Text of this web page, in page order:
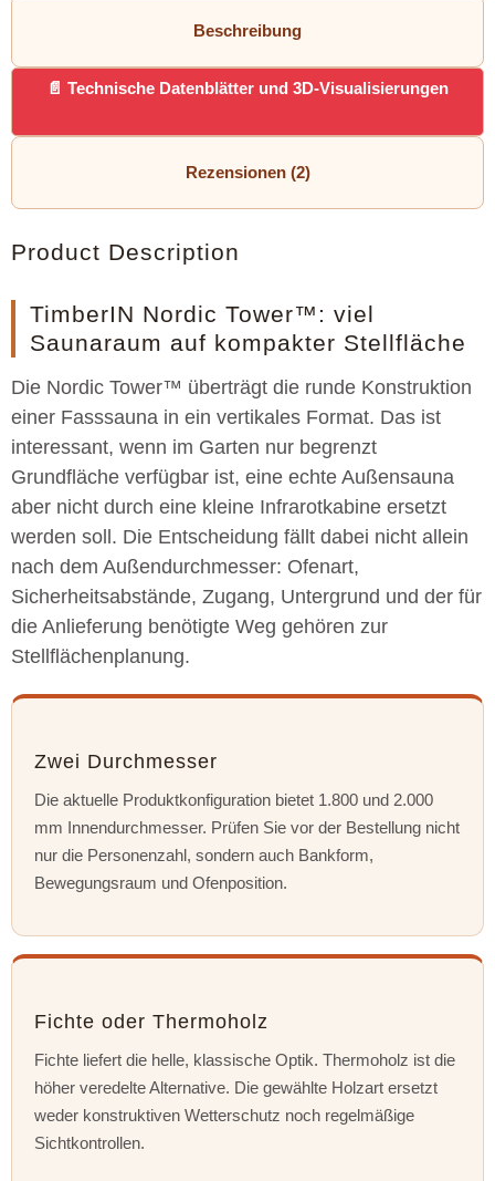
Beschreibung
Technische Datenblätter und 3D-Visualisierungen
Rezensionen (2)
Product Description
TimberIN Nordic Tower™: viel
Saunaraum auf kompakter Stellfläche
Die Nordic Tower™ überträgt die runde Konstruktion
einer Fasssauna in ein vertikales Format. Das ist
interessant, wenn im Garten nur begrenzt
Grundfläche verfügbar ist, eine echte Außensauna
aber nicht durch eine kleine Infrarotkabine ersetzt
werden soll. Die Entscheidung fällt dabei nicht allein
nach dem Außendurchmesser: Ofenart,
Sicherheitsabstände, Zugang, Untergrund und der für
die Anlieferung benötigte Weg gehören zur
Stellflächenplanung.
Zwei Durchmesser
Die aktuelle Produktkonfiguration bietet 1.800 und 2.000
mm Innendurchmesser. Prüfen Sie vor der Bestellung nicht
nur die Personenzahl, sondern auch Bankform,
Bewegungsraum und Ofenposition.
Fichte oder Thermoholz
Fichte liefert die helle, klassische Optik. Thermoholz ist die
höher veredelte Alternative. Die gewählte Holzart ersetzt
weder konstruktiven Wetterschutz noch regelmäßige
Sichtkontrollen.